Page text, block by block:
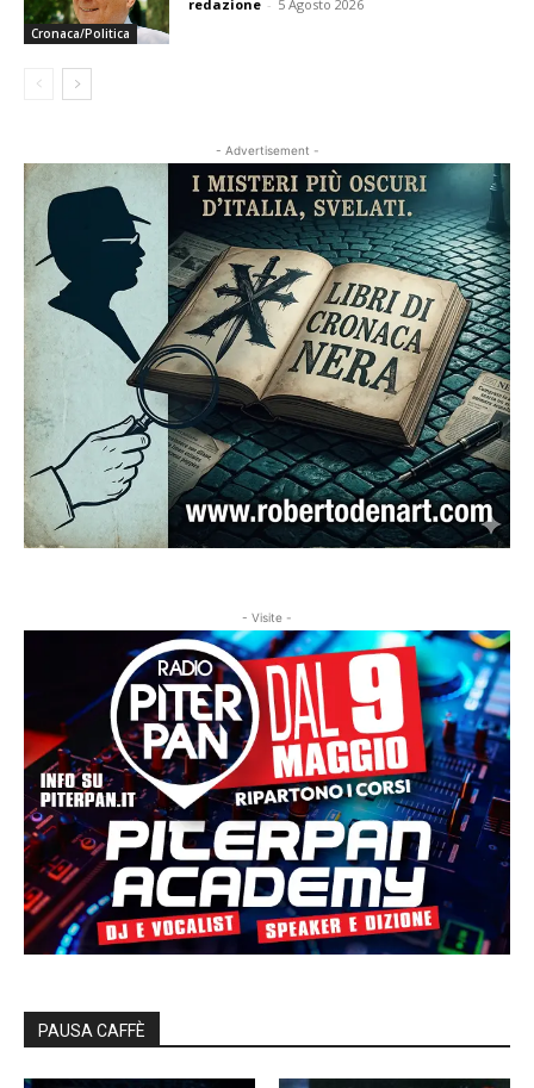
Cronaca/Politica
redazione - 5 Agosto 2026
- Advertisement -
- Visite -
PAUSA CAFFÈ